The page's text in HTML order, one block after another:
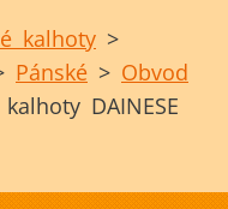
kalhoty >
Pánské > Obvod
DAINESE